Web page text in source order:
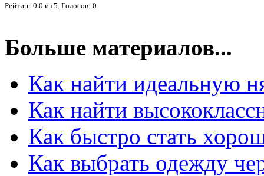
Рейтинг 0.0 из 5. Голосов: 0
Больше материалов...
Как найти идеальную
Как найти
Как быстро стать
Как выбрать одежду